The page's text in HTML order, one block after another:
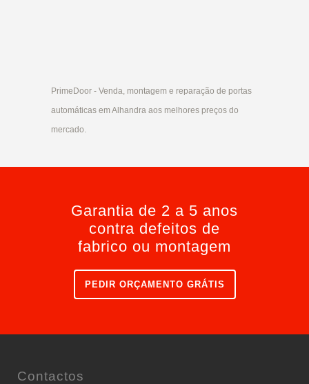
PrimeDoor - Venda, montagem e reparação de portas
automáticas em Alhandra aos melhores preços do
mercado.
Garantia de 2 a 5 anos
contra defeitos de
fabrico ou montagem
PEDIR ORÇAMENTO GRÁTIS
Contactos